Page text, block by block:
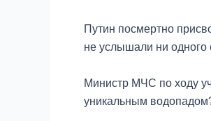
Путин посмертно
не услышали ни одного
Министр МЧС по ходу
уникальным